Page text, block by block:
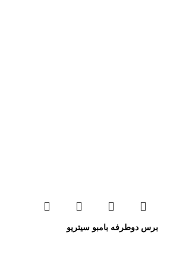
برس دوطرفه بامبو سیتریو